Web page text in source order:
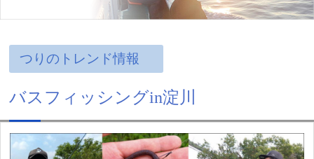
つりのトレンド情報
バスフィッシングin淀川